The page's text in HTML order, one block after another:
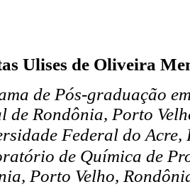
Ulises de Oliveira
de Pós-graduação
de Rondônia, Porto
Federal do
de Química de
Porto Velho,